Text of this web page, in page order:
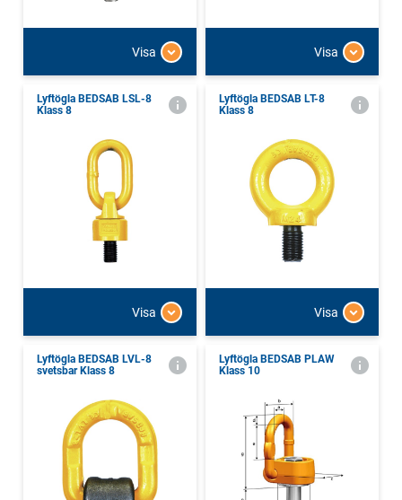
Visa Visa
Lyftögla BEDSAB LSL-8
Klass 8
Visa
Lyftögla BEDSAB LT-8
Klass 8
Visa
Lyftögla BEDSAB LVL-8
svetsbar Klass 8
Lyftögla BEDSAB PLAW
Klass 10